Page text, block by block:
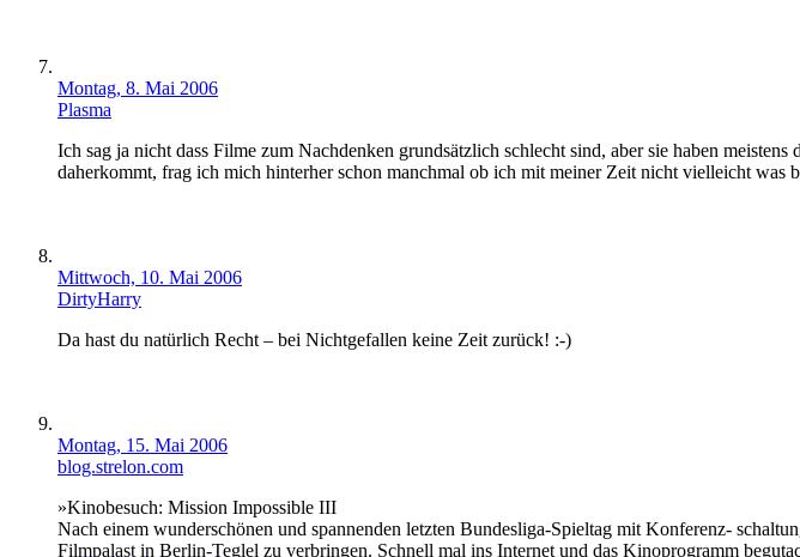
Montag, 8. Mai 2006
Plasma
Ich sag ja nicht dass Filme zum Nachdenken grundsätzlich schlecht sind, aber sie haben
daherkommt, frag ich mich hinterher schon manchmal ob ich mit meiner Zeit nicht vielleicht was
Mittwoch, 10. Mai 2006
DirtyHarry
Da hast du natürlich Recht – bei Nichtgefallen keine Zeit zurück! :-)
Montag, 15. Mai 2006
blog.strelon.com
»Kinobesuch: Mission Impossible III
Nach einem wunderschönen und spannenden letzten Bundesliga-Spieltag mit Konferenz-
Filmpalast in Berlin-Teglel zu verbringen. Schnell mal ins Internet und das Kinoprogramm